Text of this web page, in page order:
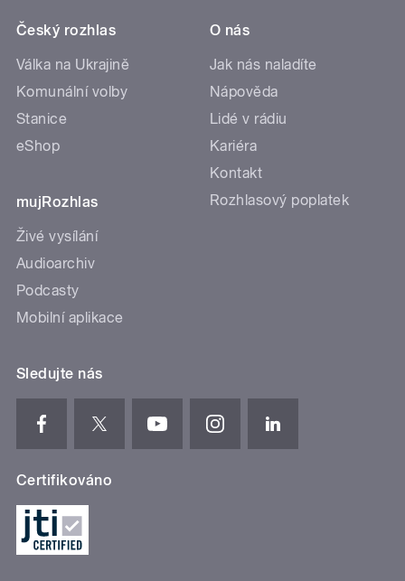
Český rozhlas
Válka na Ukrajině
Komunální volby
Stanice
eShop
mujRozhlas
Živé vysílání
Audioarchiv
Podcasty
Mobilní aplikace
O nás
Jak nás naladíte
Nápověda
Lidé v rádiu
Kariéra
Kontakt
Rozhlasový poplatek
Sledujte nás
Certifikováno